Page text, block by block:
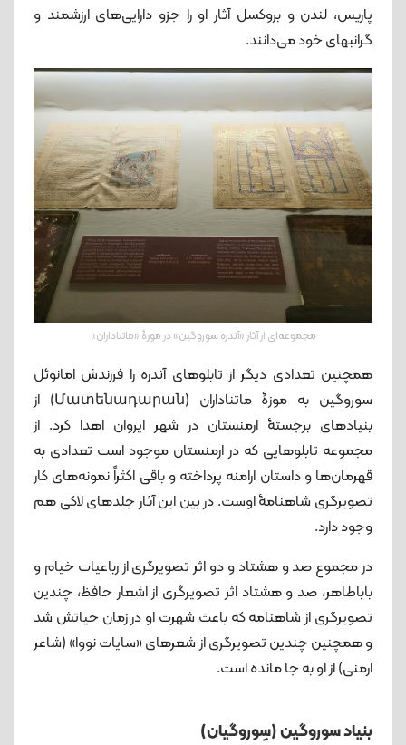
پاریس، لندن و بروکسل آثار او را جزو دارایی‌های ارزشمند و
گرانبهای خود می‌دانند.
مجموعه‌ای از آثار «آندره سوروگین» در موزۀ «ماتناداران»
همچنین تعدادی دیگر از تابلوهای آندره را فرزندش امانوئل
سوروگین به موزۀ ماتناداران (Մատենադարան) از
بنیادهای برجستۀ ارمنستان در شهر ایروان اهدا کرد. از
مجموعه تابلوهایی که در ارمنستان موجود است تعدادی به
قهرمان‌ها و داستان‌ ارامنه پرداخته و باقی اکثراً نمونه‌های کار
تصویرگری شاهنامۀ اوست. در بین این آثار جلدهای لاکی هم
وجود دارد.
در مجموع صد و هشتاد و دو اثر تصویرگری از رباعیات خیام و
باباطاهر، صد و هشتاد اثر تصویرگری از اشعار حافظ، چندین
تصویرگری از شاهنامه که باعث شهرت او در زمان حیاتش شد
و همچنین چندین تصویرگری‌ از شعرهای «سایات نووا» (شاعر
ارمنی) از او به جا مانده است.
بنیاد سوروگین (سِوروگیان)